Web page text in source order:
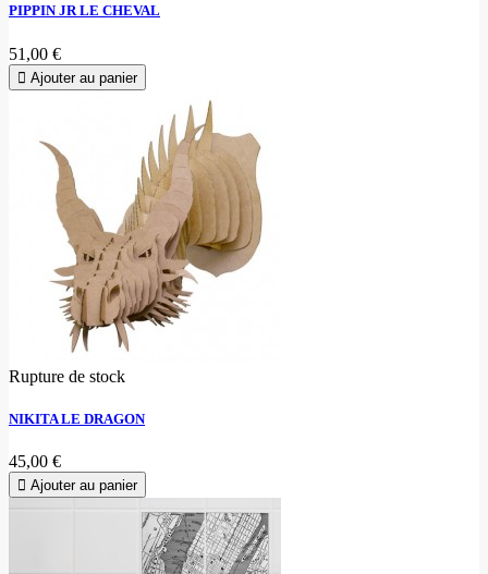
PIPPIN JR LE CHEVAL
51,00 €
Ajouter au panier
Rupture de stock
NIKITA LE DRAGON
45,00 €
Ajouter au panier